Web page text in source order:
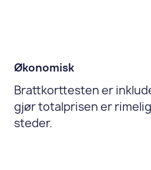
Økonomisk
Brattkorttesten er
gjør totalprisen er
steder.